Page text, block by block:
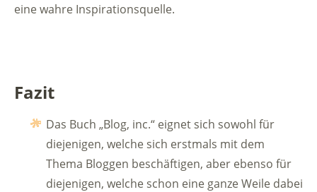
eine wahre Inspirationsquelle.
Fazit
Das Buch „Blog, inc.“ eignet sich sowohl für
diejenigen, welche sich erstmals mit dem
Thema Bloggen beschäftigen, aber ebenso für
diejenigen, welche schon eine ganze Weile dabei